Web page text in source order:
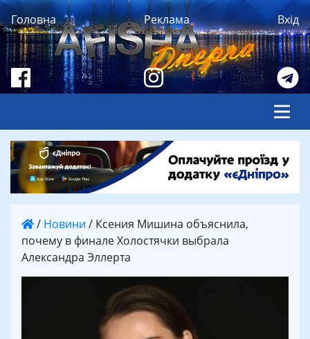
Головна Реклама Вхід
/ Новини / Ксения Мишина объяснила,
почему в финале Холостячки выбрала
Александра Эллерта